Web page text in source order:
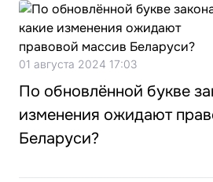
01 августа 2024 17:03
По обновлённой букве
изменения ожидают
Беларуси?